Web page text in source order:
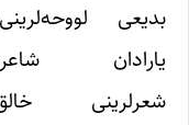
بدیعی لووحه‌لرینی،
یارادان شاعر،
شعرلرینی خالق